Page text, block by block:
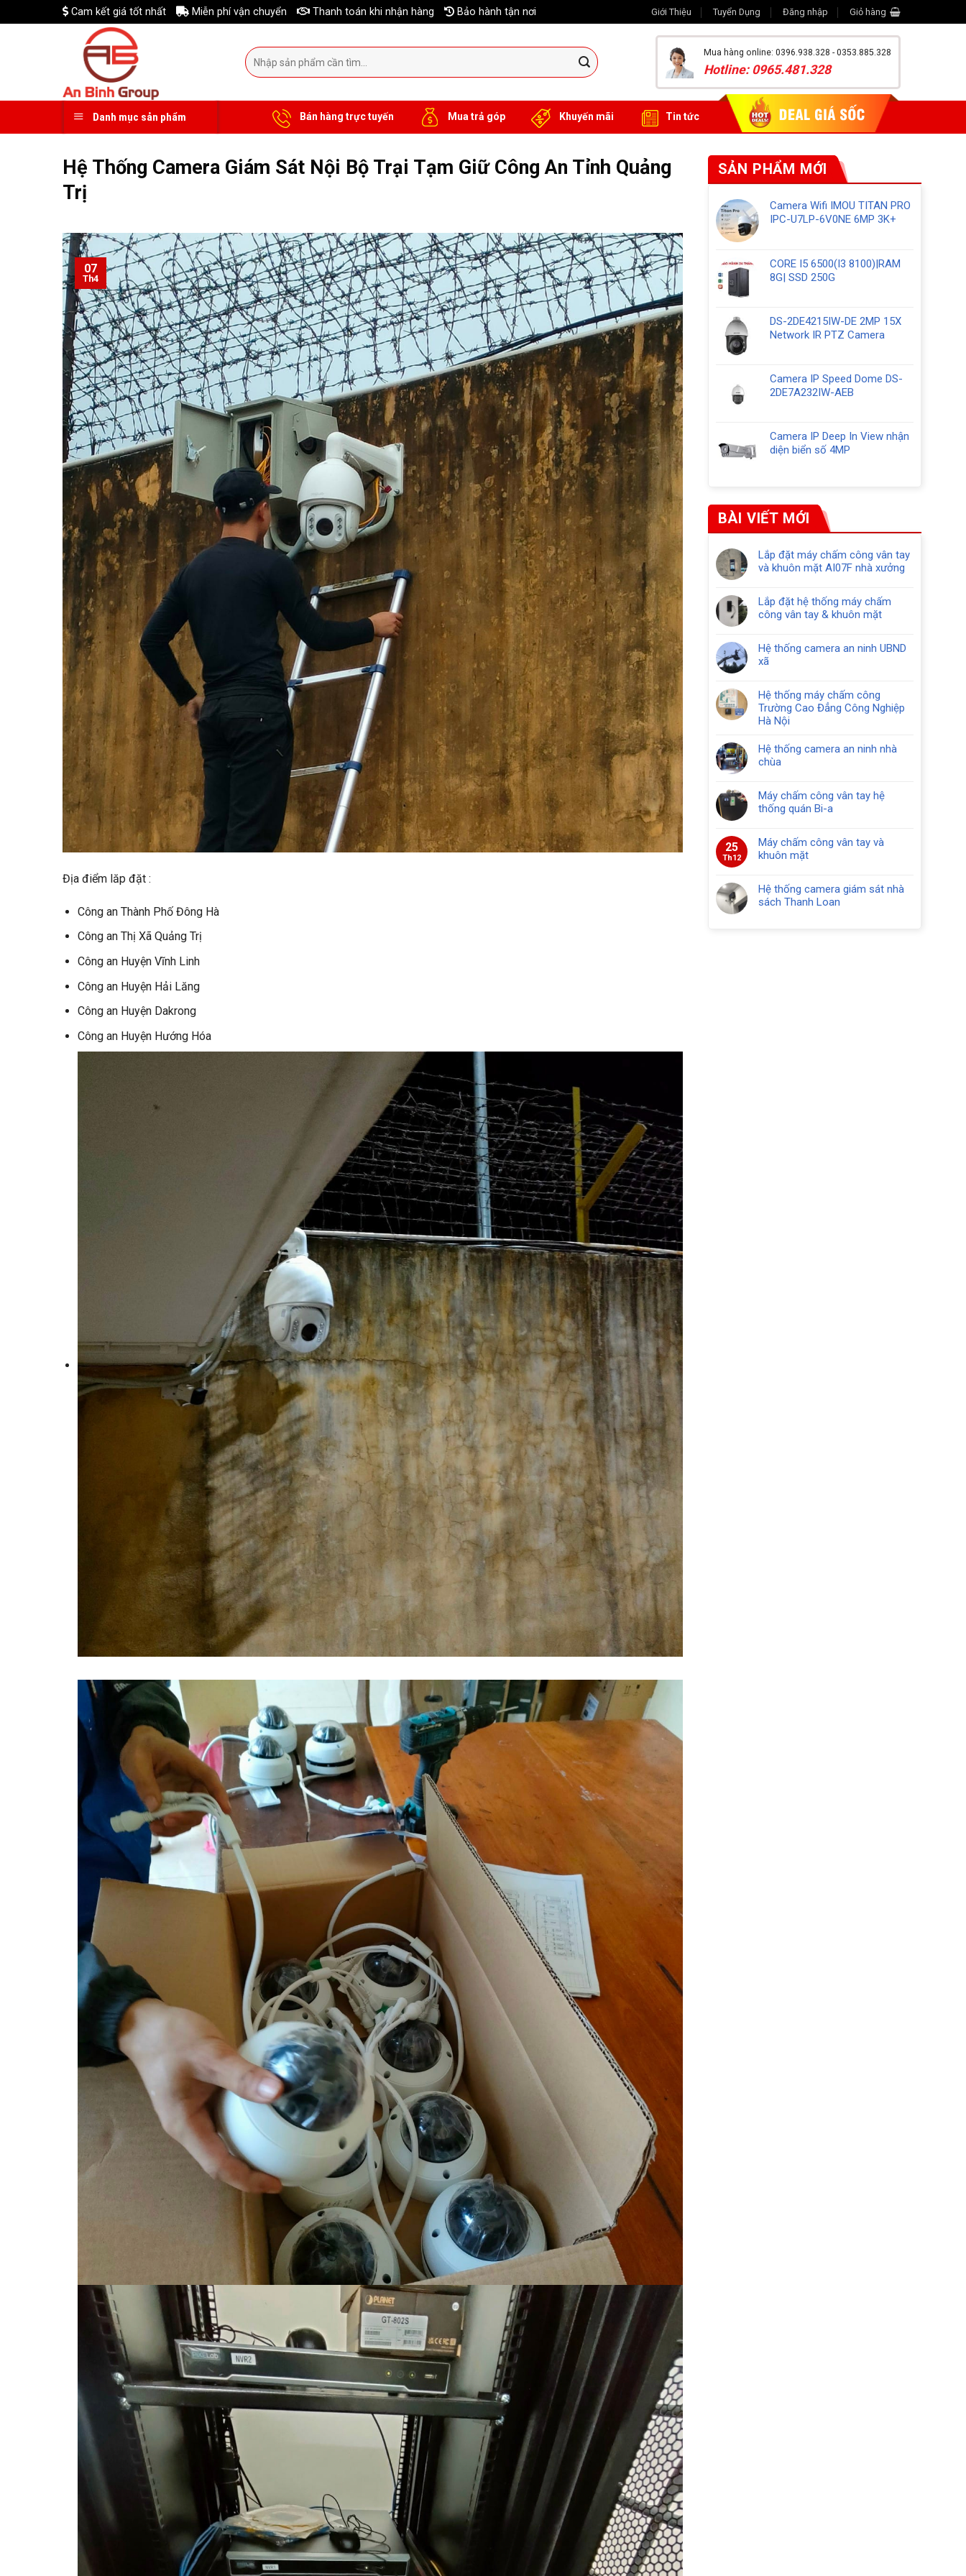
to
Cam kết giá tốt nhất Miễn phí vận chuyển Thanh toán khi nhận hàng Bảo hành tận nơi Giới Thiệu Tuyển Dụng Đăng nhập Giỏ hàng
Tìm
kiếm:
Mua hàng online: 0396.938.328 - 0353.885.328
Hotline: 0965.481.328
Danh mục sản phẩm Bán hàng trực tuyến Mua trả góp Khuyến mãi Tin tức
Hệ Thống Camera Giám Sát Nội Bộ Trại Tạm Giữ Công An Tỉnh Quảng
Trị
07
Th4
Địa điểm lăp đặt :
Công an Thành Phố Đông Hà
Công an Thị Xã Quảng Trị
Công an Huyện Vĩnh Linh
Công an Huyện Hải Lăng
Công an Huyện Dakrong
Công an Huyện Hướng Hóa
SẢN PHẨM MỚI
Camera Wifi IMOU TITAN PRO
IPC-U7LP-6V0NE 6MP 3K+
CORE I5 6500(I3 8100)|RAM
8G| SSD 250G
DS-2DE4215IW-DE 2MP 15X
Network IR PTZ Camera
Camera IP Speed Dome DS-
2DE7A232IW-AEB
Camera IP Deep In View nhận
diện biển số 4MP
BÀI VIẾT MỚI
Lắp đặt máy chấm công vân tay
và khuôn mặt AI07F nhà xưởng
Lắp đặt hệ thống máy chấm
công vân tay & khuôn mặt
Hệ thống camera an ninh UBND
xã
Hệ thống máy chấm công
Trường Cao Đẳng Công Nghiệp
Hà Nội
Hệ thống camera an ninh nhà
chùa
Máy chấm công vân tay hệ
thống quán Bi-a
25
Th12
Máy chấm công vân tay và
khuôn mặt
Hệ thống camera giám sát nhà
sách Thanh Loan